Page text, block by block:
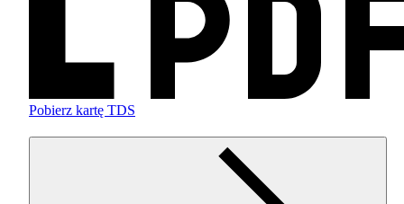
Pobierz kartę TDS